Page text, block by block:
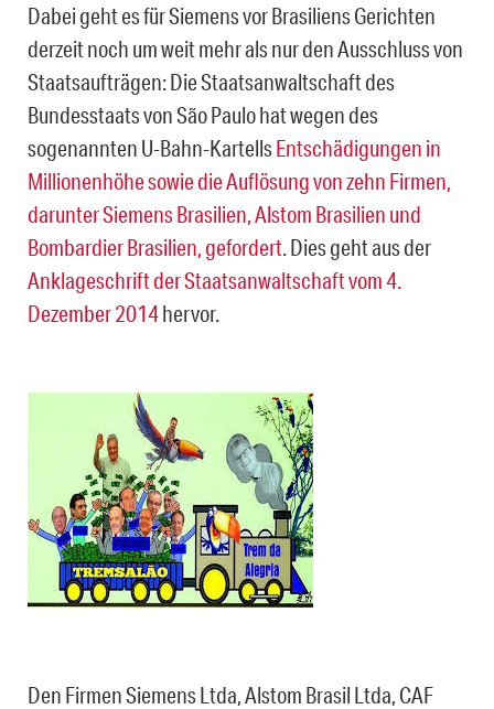
Dabei geht es für Siemens vor Brasiliens Gerichten
derzeit noch um weit mehr als nur den Ausschluss von
Staatsaufträgen: Die Staatsanwaltschaft des
Bundesstaats von São Paulo hat wegen des
sogenannten U-Bahn-KartellsEntschädigungen in
Millionenhöhe sowie die Auflösung von zehn Firmen,
darunter Siemens Brasilien, Alstom Brasilien und
Bombardier Brasilien, gefordert. Dies geht aus der
Anklageschrift der Staatsanwaltschaft vom 4.
Dezember 2014hervor.
Den Firmen Siemens Ltda, Alstom Brasil Ltda, CAF